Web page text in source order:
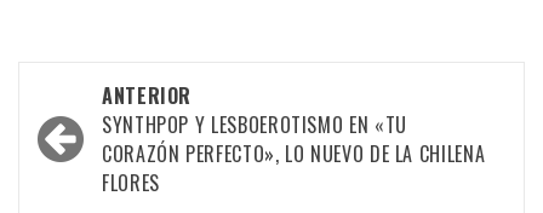
Navegación
por
las
ANTERIOR
SYNTHPOP Y LESBOEROTISMO EN «TU
CORAZÓN PERFECTO», LO NUEVO DE LA CHILENA
FLORES